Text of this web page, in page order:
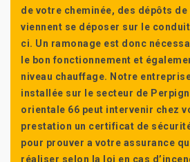
de votre cheminée, des dépôts
viennent se déposer sur le
ci. Un ramonage est donc
le bon fonctionnement et
niveau chauffage. Notre
installée sur le secteur de
orientale 66 peut intervenir chez
prestation un certificat de
pour prouver a votre assurance
réaliser selon la loi en cas